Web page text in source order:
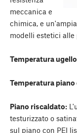
meccanica e
chimica, e
modelli estetici
Temperatura
Temperatura
Piano riscaldato:
testurizzato o
sul piano con PEI